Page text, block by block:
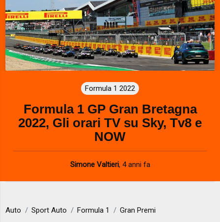
Formula 1 2022
Formula 1 GP Gran Bretagna
2022, Gli orari TV su Sky, Tv8 e
NOW
Simone Valtieri, 4 anni fa
Auto Sport Auto Formula 1 Gran Premi